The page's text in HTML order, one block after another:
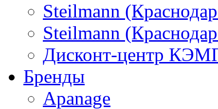
Steilmann
Steilmann
Дисконт-центр
Бренды
Apanage